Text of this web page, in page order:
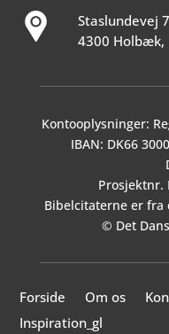
Staslundevej 7
4300 Holbæk,
Kontooplysninger:
IBAN: DK66
Prosjektnr.
Bibelcitaterne er
© Det
Forside Om os
Inspiration_gl